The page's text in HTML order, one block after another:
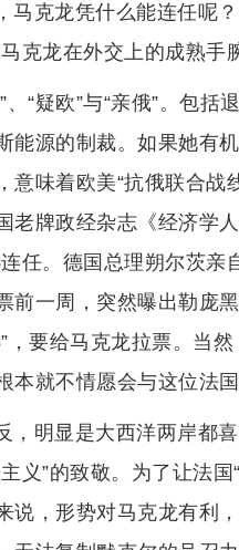
克龙凭什么能连任呢
克龙在外交上的成熟手
“疑欧”与“亲俄”。包括
能源的制裁。如果她有
意味着欧美“抗俄联合战
牌政经杂志《经济学
任。德国总理朔尔茨亲
前一周，突然曝出勒庞
要给马克龙拉票。当然
就不情愿会与这位法国
，明显是大西洋两岸都
义”的致敬。为了让法
，形势对马克龙有利